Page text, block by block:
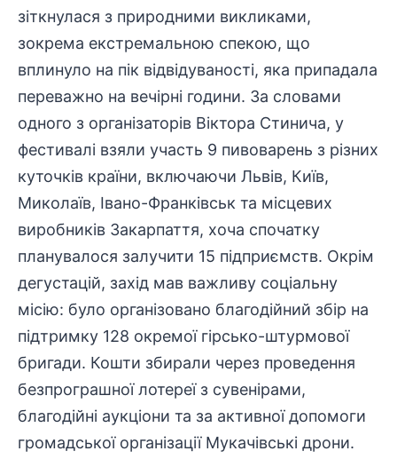
зіткнулася з природними викликами,
зокрема екстремальною спекою, що
вплинуло на пік відвідуваності, яка припадала
переважно на вечірні години. За словами
одного з організаторів Віктора Стинича, у
фестивалі взяли участь 9 пивоварень з різних
куточків країни, включаючи Львів, Київ,
Миколаїв, Івано-Франківськ та місцевих
виробників Закарпаття, хоча спочатку
планувалося залучити 15 підприємств. Окрім
дегустацій, захід мав важливу соціальну
місію: було організовано благодійний збір на
підтримку 128 окремої гірсько-штурмової
бригади. Кошти збирали через проведення
безпрограшної лотереї з сувенірами,
благодійні аукціони та за активної допомоги
громадськоїорганізації Мукачівські дрони.